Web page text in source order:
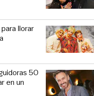
llorar
50
en un